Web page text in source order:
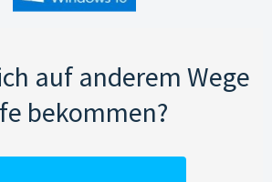
auf anderem Wege
bekommen?